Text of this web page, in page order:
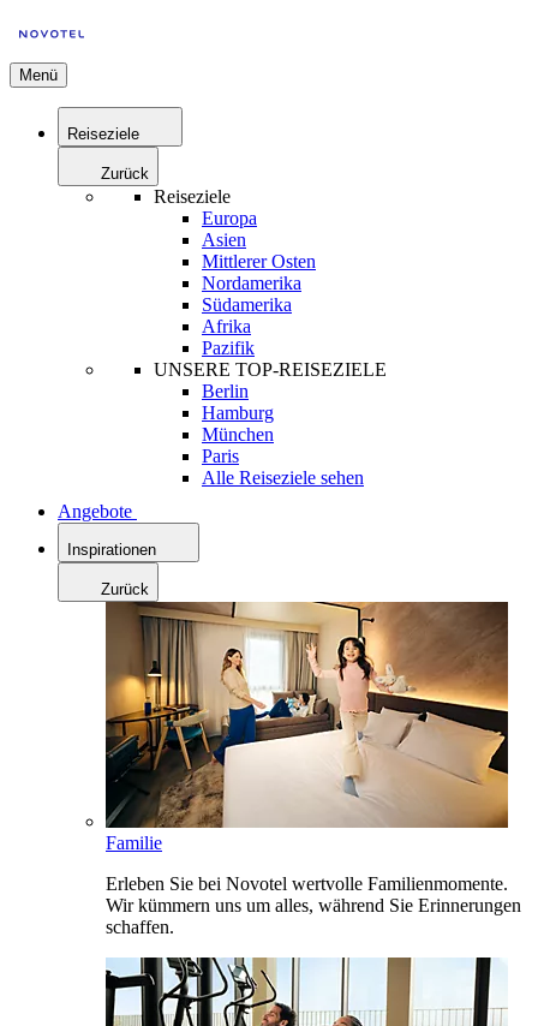
Menü
Reiseziele
Zurück
Reiseziele
Europa
Asien
Mittlerer Osten
Nordamerika
Südamerika
Afrika
Pazifik
UNSERE TOP-REISEZIELE
Berlin
Hamburg
München
Paris
Alle Reiseziele sehen
Angebote
Inspirationen
Zurück
Familie
Erleben Sie bei Novotel wertvolle Familienmomente.
Wir kümmern uns um alles, während Sie Erinnerungen
schaffen.